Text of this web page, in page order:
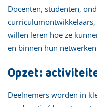
Docenten, studenten,
willen leren hoe ze
en binnen hun
Opzet:
Deelnemers worden in